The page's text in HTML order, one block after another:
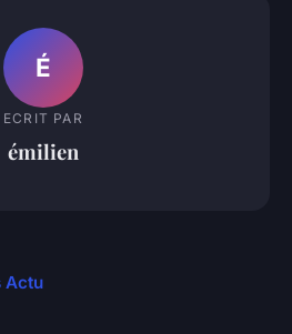
É
ECRIT PAR
émilien
Actu